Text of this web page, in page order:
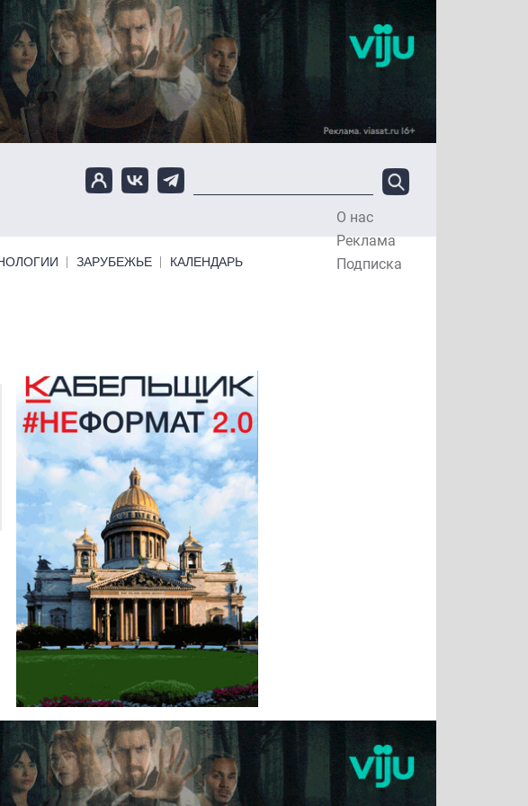
О нас
Реклама
Подписка
ЗАРУБЕЖЬЕ КАЛЕНДАРЬ